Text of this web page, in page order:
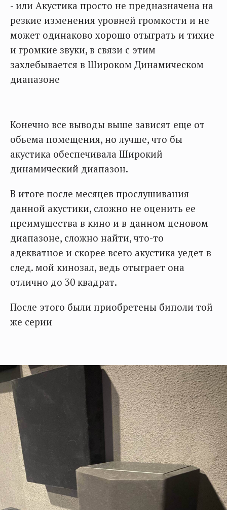
- или Акустика просто не предназначена на
резкие изменения уровней громкости и не
может одинаково хорошо отыграть и тихие
и громкие звуки, в связи с этим
захлебывается в Широком Динамическом
диапазоне
Конечно все выводы выше зависят еще от
обьема помещения, но лучше, что бы
акустика обеспечивала Широкий
динамический диапазон.
В итоге после месяцев прослушивания
данной акустики, сложно не оценить ее
преимущества в кино и в данном ценовом
диапазоне, сложно найти, что-то
адекватное и скорее всего акустика уедет в
след. мой кинозал, ведь отыграет она
отлично до 30 квадрат.
После этого были приобретены биполи той
же серии